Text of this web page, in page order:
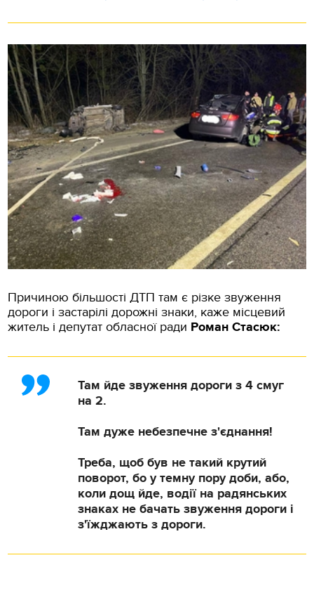
Причиною більшості ДТП там є різке звуження
дороги і застарілі дорожні знаки, каже місцевий
житель і депутат обласної ради Роман Стасюк:
Там йде звуження дороги з 4 смуг
на 2.
Там дуже небезпечне з'єднання!
Треба, щоб був не такий крутий
поворот, бо у темну пору доби, або,
коли дощ йде, водії на радянських
знаках не бачать звуження дороги і
з'їжджають з дороги.